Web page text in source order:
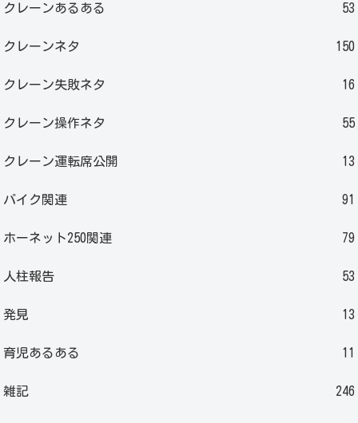
クレーンあるある 53
クレーンネタ 150
クレーン失敗ネタ 16
クレーン操作ネタ 55
クレーン運転席公開 13
バイク関連 91
ホーネット250関連 79
人柱報告 53
発見 13
育児あるある 11
雑記 246